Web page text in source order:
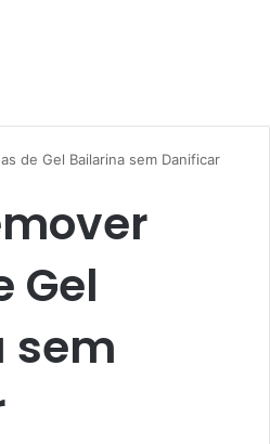
de Gel Bailarina sem Danificar
Gel
sem